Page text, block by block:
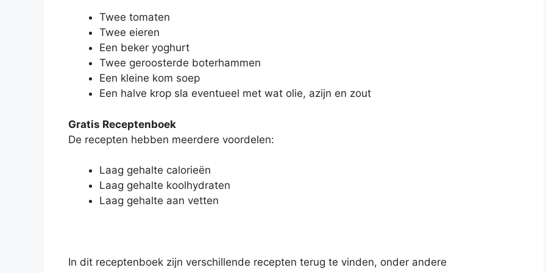
Twee tomaten
Twee eieren
Een beker yoghurt
Twee geroosterde boterhammen
Een kleine kom soep
Een halve krop sla eventueel met wat olie, azijn en zout
Gratis Receptenboek
De recepten hebben meerdere voordelen:
Laag gehalte calorieën
Laag gehalte koolhydraten
Laag gehalte aan vetten
In dit receptenboek zijn verschillende recepten terug te vinden, onder andere